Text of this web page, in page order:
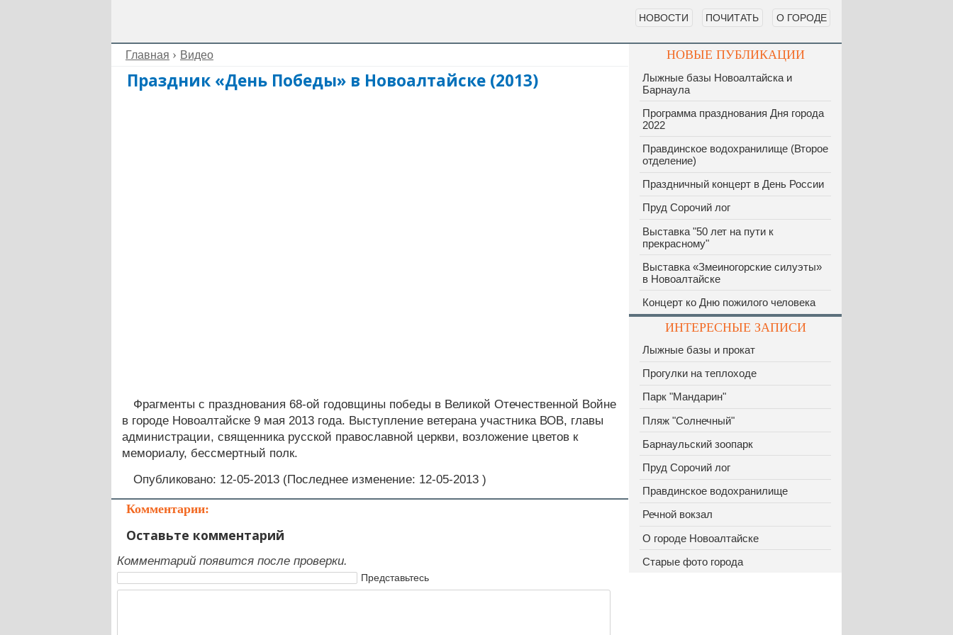
НОВОСТИ ПОЧИТАТЬ О ГОРОДЕ
Главная Видео
Праздник «День Победы» в Новоалтайске (2013)
Фрагменты с празднования 68-ой годовщины победы в Великой Отечественной Войне
в городе Новоалтайске 9 мая 2013 года. Выступление ветерана участника ВОВ, главы
администрации, священника русской православной церкви, возложение цветов к
мемориалу, бессмертный полк.
Опубликовано: 12-05-2013 (Последнее изменение: 12-05-2013 )
Комментарии:
Оставьте комментарий
Комментарий появится после проверки.
Представьтесь
НОВЫЕ ПУБЛИКАЦИИ
Лыжные базы Новоалтайска и
Барнаула
Программа празднования Дня города
2022
Правдинское водохранилище (Второе
отделение)
Праздничный концерт в День России
Пруд Сорочий лог
Выставка "50 лет на пути к
прекрасному"
Выставка «Змеиногорские силуэты»
в Новоалтайске
Концерт ко Дню пожилого человека
ИНТЕРЕСНЫЕ ЗАПИСИ
Лыжные базы и прокат
Прогулки на теплоходе
Парк "Мандарин"
Пляж "Солнечный"
Барнаульский зоопарк
Пруд Сорочий лог
Правдинское водохранилище
Речной вокзал
О городе Новоалтайске
Старые фото города